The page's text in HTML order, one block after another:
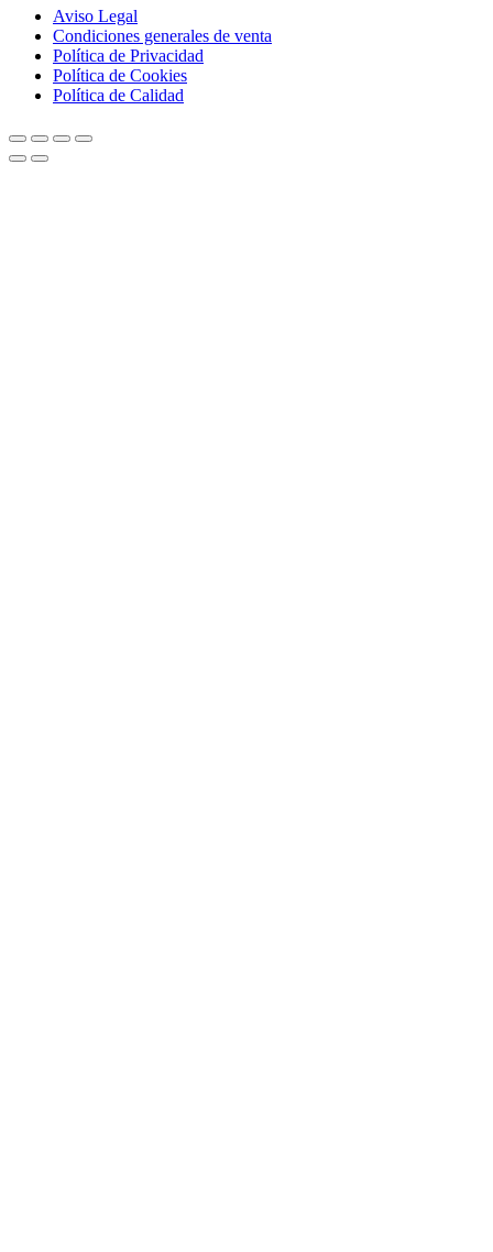
Aviso Legal
Condiciones generales de venta
Política de Privacidad
Política de Cookies
Política de Calidad